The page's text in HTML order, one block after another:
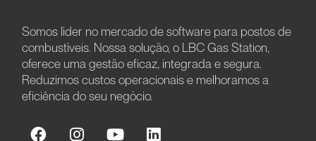
Somos líder no mercado de software para postos de
combustíveis. Nossa solução, o LBC Gas Station,
oferece uma gestão eficaz, integrada e segura.
Reduzimos custos operacionais e melhoramos a
eficiência do seu negócio.